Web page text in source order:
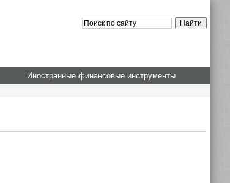
Иностранные финансовые инструменты